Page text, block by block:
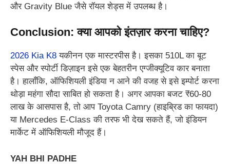
और Gravity Blue जैसे रॉयल शेड्स में उपलब्ध है।
Conclusion: क्या आपको इंतज़ार करना चाहिए?
2026 Kia K8 यकीनन एक मास्टरपीस है। इसका 510L का बूट
स्पेस और स्पोर्टी डिज़ाइन इसे एक बेहतरीन एग्जीक्यूटिव कार बनाता
है। हालाँकि, ऑफिशियली इंडिया न आने की वजह से इसे इम्पोर्ट करना
थोड़ा महंगा सौदा साबित हो सकता है। अगर आपका बजट ₹60-80
लाख के आसपास है, तो आप Toyota Camry (हाइब्रिड का फायदा)
या Mercedes E-Class की तरफ भी देख सकते हैं, जो इंडियन
मार्केट में ऑफिशियली मौजूद हैं।
YAH BHI PADHE